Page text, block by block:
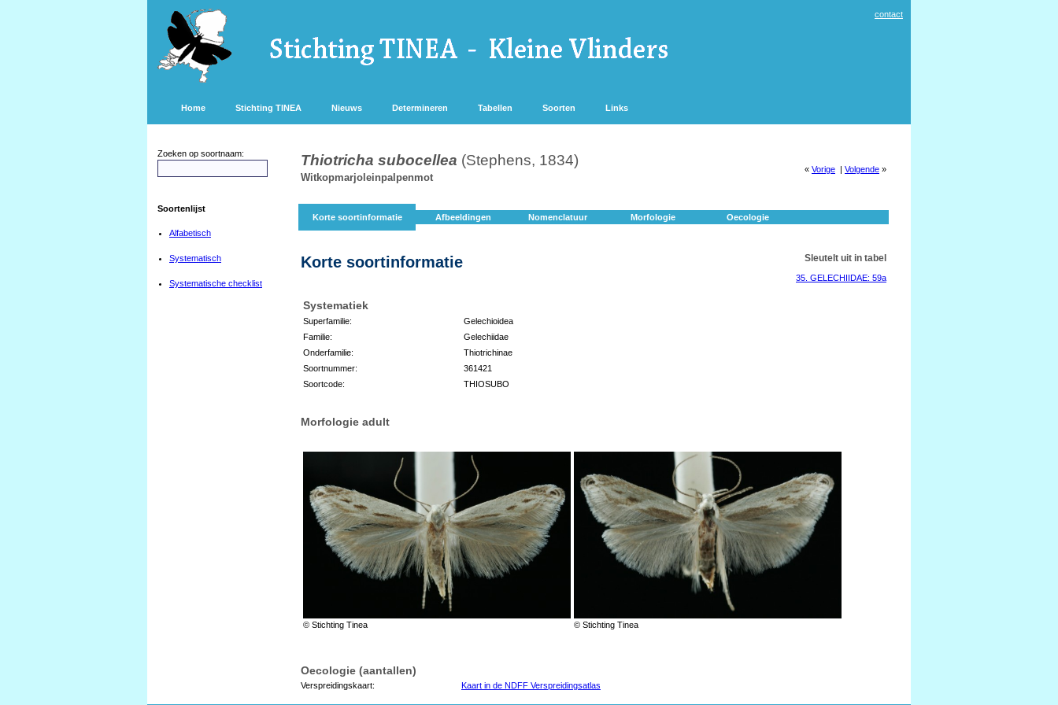
contact
Home Stichting TINEA Nieuws Determineren Tabellen Soorten Links
Zoeken op soortnaam:
Soortenlijst
Alfabetisch
Systematisch
Systematische checklist
Thiotricha subocellea (Stephens, 1834)
Witkopmarjoleinpalpenmot
« Vorige | Volgende »
Korte soortinformatie Afbeeldingen Nomenclatuur Morfologie Oecologie
Korte soortinformatie
Systematiek
Superfamilie:
Gelechioidea
Familie:
Gelechiidae
Onderfamilie:
Thiotrichinae
Soortnummer:
361421
Soortcode:
THIOSUBO
Sleutelt uit in tabel
35. GELECHIIDAE: 59a
Morfologie adult
© Stichting Tinea © Stichting Tinea
Oecologie (aantallen)
Verspreidingskaart: Kaart in de NDFF Verspreidingsatlas